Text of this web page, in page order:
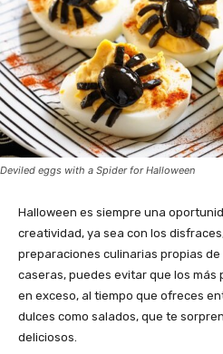
Deviled eggs with a Spider for Halloween
Halloween es siempre una
creatividad, ya sea con los
preparaciones culinarias propias
caseras, puedes evitar que los
en exceso, al tiempo que ofreces
dulces como salados, que te
deliciosos.